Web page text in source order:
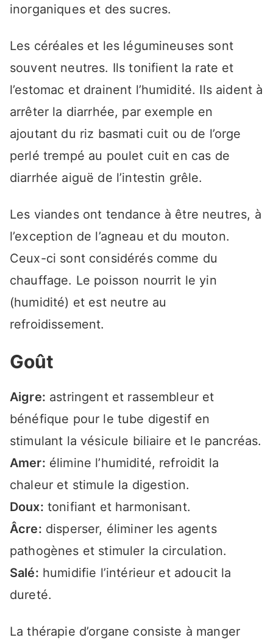
inorganiques et des sucres.
Les céréales et les légumineuses sont
souvent neutres. Ils tonifient la rate et
l’estomac et drainent l’humidité. Ils aident à
arrêter la diarrhée, par exemple en
ajoutant du riz basmati cuit ou de l’orge
perlé trempé au poulet cuit en cas de
diarrhée aiguë de l’intestin grêle.
Les viandes ont tendance à être neutres, à
l’exception de l’agneau et du mouton.
Ceux-ci sont considérés comme du
chauffage. Le poisson nourrit le yin
(humidité) et est neutre au
refroidissement.
Goût
Aigre: astringent et rassembleur et
bénéfique pour le tube digestif en
stimulant la vésicule biliaire et le pancréas.
Amer: élimine l’humidité, refroidit la
chaleur et stimule la digestion.
Doux: tonifiant et harmonisant.
Âcre: disperser, éliminer les agents
pathogènes et stimuler la circulation.
Salé: humidifie l’intérieur et adoucit la
dureté.
La thérapie d’organe consiste à manger